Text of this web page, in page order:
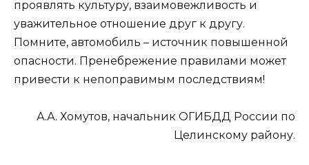
проявлять культуру, взаимовежливость и
уважительное отношение друг к другу.
Помните, автомобиль – источник повышенной
опасности. Пренебрежение правилами может
привести к непоправимым последствиям!
А.А. Хомутов, начальник ОГИБДД России по
Целинскому району.